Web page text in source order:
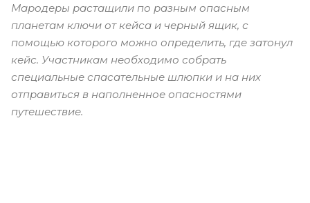
Мародеры растащили по разным опасным
планетам ключи от кейса и черный ящик, с
помощью которого можно определить, где затонул
кейс. Участникам необходимо собрать
специальные спасательные шлюпки и на них
отправиться в наполненное опасностями
путешествие.